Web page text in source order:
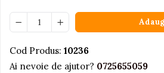
Jocuri sportive
Motociclete
Cod Produs: 10236
Ai nevoie de ajutor? 0725655059